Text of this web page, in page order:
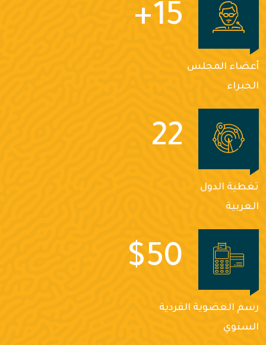
15
+
أعضاء المجلس
الخبراء
22
تغطية الدول
العربية
50
$
رسم العضوية الفردية
السنوي